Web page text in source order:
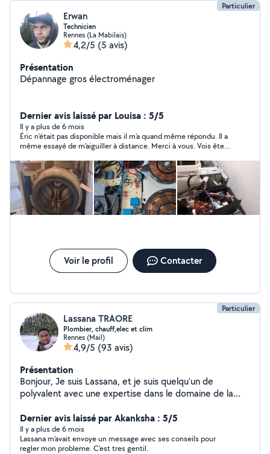
Particulier
Erwan
Technicien
Rennes (La Mabilais)
4,2/5 (5 avis)
Présentation
Dépannage gros électroménager
Dernier avis laissé par Louisa : 5/5
Il y a plus de 6 mois
Éric n’était pas disponible mais il m’a quand même répondu. Il a
même essayé de m’aiguiller à distance. Merci à vous. Vois êtes
Voir le profil Contacter
Particulier
Lassana TRAORE
Plombier, chauff,elec et clim
Rennes (Mail)
4,9/5 (93 avis)
Présentation
Bonjour, Je suis Lassana, et je suis quelqu'un de
polyvalent avec une expertise dans le domaine de la
compétence et professionnalisme, je serai ravie de vous
trouver des solutions efficaces et adaptés à vos
besoins.
Dernier avis laissé par Akanksha : 5/5
Il y a plus de 6 mois
Lassana m'avait envoye un message avec ses conseils pour
regler mon probleme. C'est tres gentil.